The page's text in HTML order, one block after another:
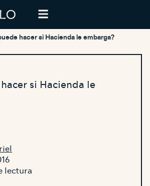
hacer si Hacienda le embarga?
si Hacienda le
lectura